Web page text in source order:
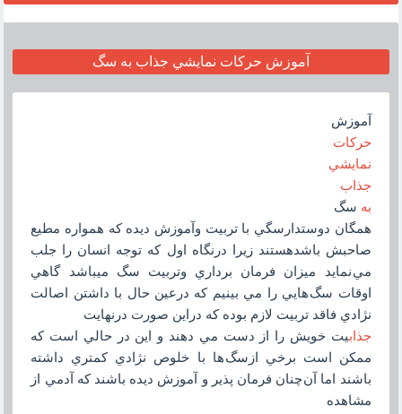
آموزش حرکات نمايشي جذاب به سگ
آموزش
حرکات
نمايشي
جذاب
به سگ
همگان دوستدارسگي با تربيت وآموزش ديده که همواره مطيع
صاحبش باشدهستند زيرا درنگاه اول که توجه انسان را جلب
مي نمايد ميزان فرمان برداري وتربيت سگ ميباشد گاهي
اوقات سگ هايي را مي بينيم که درعين حال با داشتن اصالت
نژادي فاقد تربيت لازم بوده که دراين صورت درنهايت
جذابيت خويش را از دست مي دهند و اين در حالي است که
ممکن است برخي ازسگ ها با خلوص نژادي کمتري داشته
باشند اما آن چنان فرمان پذير و آموزش ديده باشند که آدمي از
مشاهده